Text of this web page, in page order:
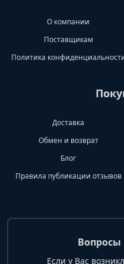
О компании
Поставщикам
Политика
Доставка
Обмен и возврат
Блог
Правила публикации отзывов
Если у Вас